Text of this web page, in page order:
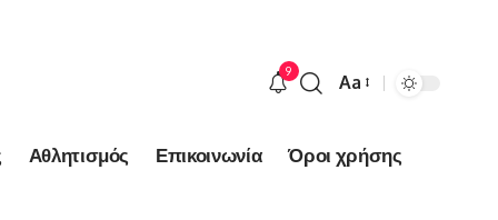
9
Font
Aa
Αθλητισμός Επικοινωνία Όροι χρήσης